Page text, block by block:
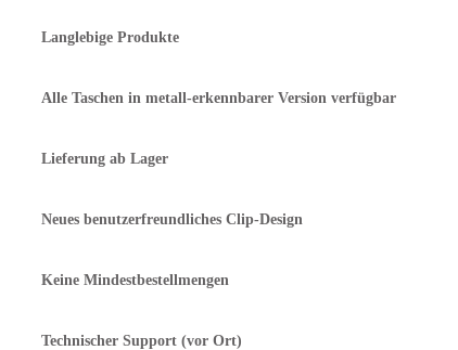
-
T420
Langlebige Produkte
Alle Taschen in metall-erkennbarer Version verfügbar
Lieferung ab Lager
Neues benutzerfreundliches Clip-Design
Keine Mindestbestellmengen
Technischer Support (vor Ort)